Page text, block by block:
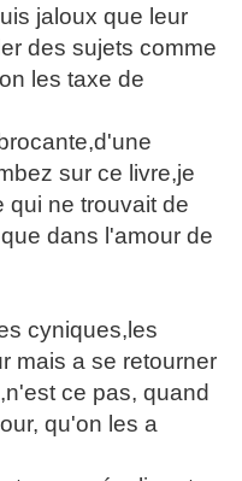
jaloux que leur
des sujets comme
les taxe de
sur ce livre,je
qui ne trouvait de
dans l'amour de
cyniques,les
mais a se retourner
ce pas, quand
qu'on les a